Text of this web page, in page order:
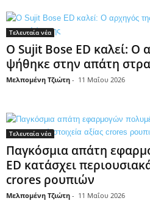
Τελευταία νέα
Ο Sujit Bose ED καλεί: Ο
ψήθηκε στην απάτη
Μελπομένη Τζιώτη - 11 Μαΐου 2026
Τελευταία νέα
Παγκόσμια απάτη
ED κατάσχει
crores ρουπιών
Μελπομένη Τζιώτη - 11 Μαΐου 2026